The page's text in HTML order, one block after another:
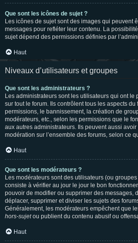
Que sont les icônes de sujet ?
Les icônes de sujet sont des images qui peuvent
messages pour refléter leur contenu. La
sujet dépend des permissions définies par
Haut
Niveaux d’utilisateurs et groupes
Que sont les administrateurs ?
Les administrateurs sont les utilisateurs qui ont le
sur tout le forum. Ils contrôlent tous les aspects du
permissions, le bannissement, la création de
modérateurs, etc., selon les permissions que le
aux autres administrateurs. Ils peuvent aussi
modération sur l’ensemble des forums, selon ce
Haut
Que sont les modérateurs ?
Les modérateurs sont des utilisateurs (ou groupes
consiste à vérifier au jour le jour le bon
pouvoir de modifier ou supprimer des messages,
déplacer, supprimer et diviser les sujets des
Généralement, les modérateurs empêchent que
hors-sujetou publient du contenu abusif ou
Haut